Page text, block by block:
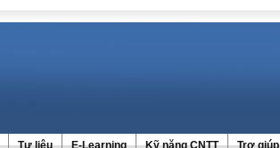
Tư liệu E-Learning Kỹ năng CNTT Trợ giúp